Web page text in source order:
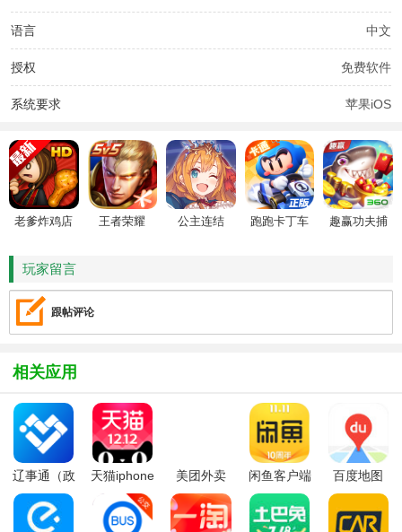
语言 中文
授权 免费软件
系统要求 苹果iOS
老爹炸鸡店
王者荣耀 公主连结 跑跑卡丁车
趣赢功夫捕
玩家留言
跟帖评论
相关应用
辽事通（政
务服务）
天猫iphone
客户端
美团外卖
闲鱼客户端
ios版
百度地图